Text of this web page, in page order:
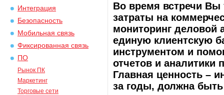
Интеграция
Безопасность
Мобильная связь
Фиксированная связь
ПО
Рынок ПК
Маркетинг
Торговые сети
Во время встречи Вы
затраты на
мониторинг деловой
единую клиентскую
инструментом и
отчетов и аналитики
Главная ценность –
за годы, должна